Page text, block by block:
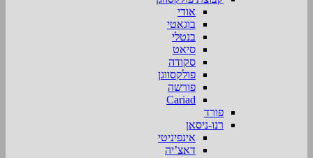
אודי
בוגאטי
בנטלי
סיאט
סקודה
פולקסווגן
פורשה
Cariad
פורד
רנו-ניסאן
אינפיניטי
דאצ’יה